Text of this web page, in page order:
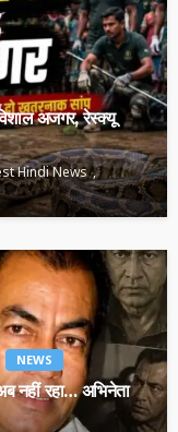
अजगर, रेस्क्यू
Hindi News
NEWS
नहीं रहा… अभिनेता